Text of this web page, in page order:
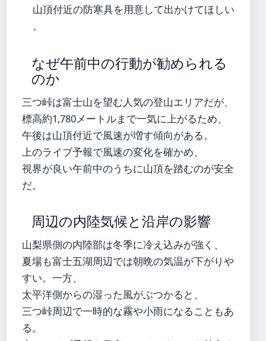
山頂付近の防寒具を用意して出かけてほしい
。
なぜ午前中の行動が勧められる
のか
三つ峠は富士山を望む人気の登山エリアだが、
標高約1,780メートルまで一気に上がるため、
午後は山頂付近で風速が増す傾向がある。
上のライブ予報で風速の変化を確かめ、
視界が良い午前中のうちに山頂を踏むのが安全
だ。
周辺の内陸気候と沿岸の影響
山梨県側の内陸部は冬季に冷え込みが強く、
夏場も富士五湖周辺では朝晩の気温が下がりや
すい。一方、
太平洋側からの湿った風がぶつかると、
三つ峠周辺で一時的な霧や小雨になることもあ
る。